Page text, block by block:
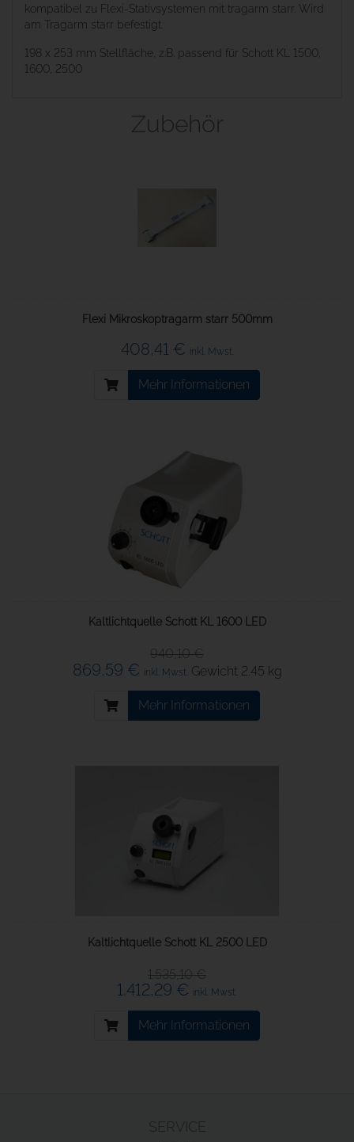
kompatibel zu Flexi-Stativsystemen mit tragarm starr. Wird
am Tragarm starr befestigt.
198 x 253 mm Stellfläche, z.B. passend für Schott KL 1500,
1600, 2500
Zubehör
Flexi Mikroskoptragarm starr 500mm
408,41 € inkl. Mwst.
Mehr Informationen
Kaltlichtquelle Schott KL 1600 LED
940,10 €
869,59 € inkl. Mwst. Gewicht 2.45 kg
Mehr Informationen
Kaltlichtquelle Schott KL 2500 LED
1.535,10 €
1.412,29 € inkl. Mwst.
Mehr Informationen
SERVICE